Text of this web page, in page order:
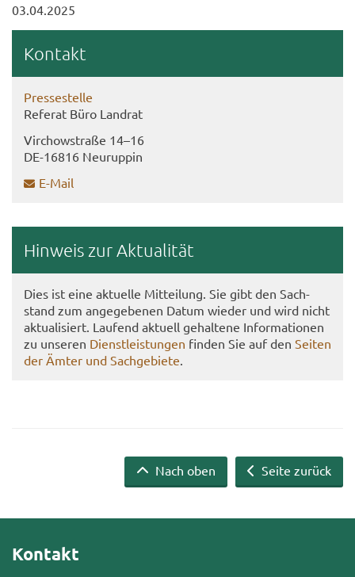
03.04.2025
Kon­takt
Pres­se­stel­le
Re­fe­rat Büro Land­rat
Virch­ow­stra­ße 14–16
DE-​16816 Neu­rup­pin
E-​Mail
Hin­weis zur Ak­tua­li­tät
Dies ist eine ak­tu­el­le Mit­tei­lung. Sie gibt den Sach­
stand zum an­ge­ge­be­nen Datum wie­der und wird nicht
ak­tua­li­siert. Lau­fend ak­tu­ell ge­hal­te­ne In­for­ma­tio­nen
zu un­se­ren Dienst­leis­tun­gen fin­den Sie auf den Sei­ten
der Ämter und Sach­ge­bie­te
Seite zurück
Nach oben
Kontakt